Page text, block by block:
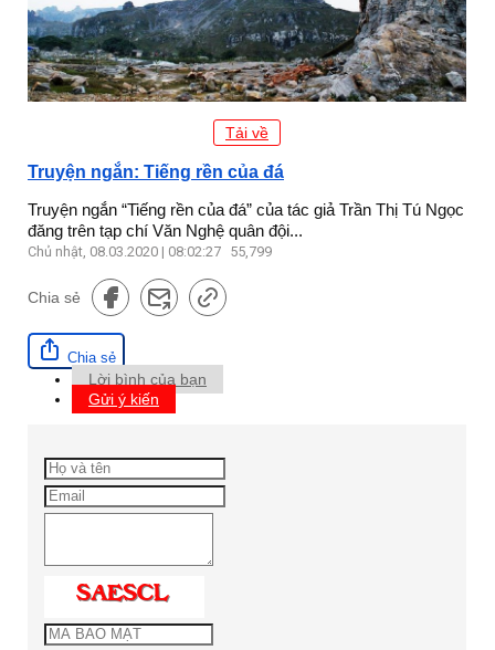
Tải về
Truyện ngắn: Tiếng rền của đá
Truyện ngắn “Tiếng rền của đá” của tác giả Trần Thị Tú Ngọc
đăng trên tạp chí Văn Nghệ quân đội...
Chủ nhật, 08.03.2020 | 08:02:27 55,799
Chia sẻ
Chia sẻ
Lời bình của bạn
Gửi ý kiến